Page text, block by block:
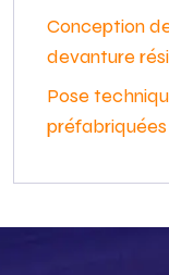
Conception
devanture
Pose
préfabriquées